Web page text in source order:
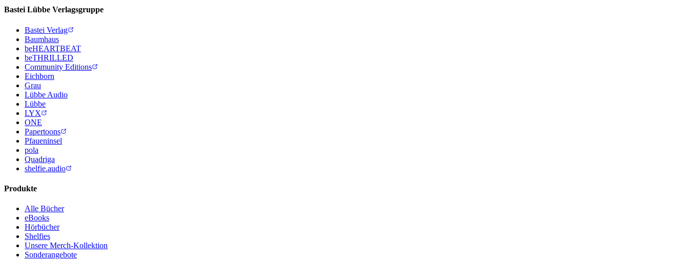
Bastei Lübbe Verlagsgruppe
Bastei Verlag
Baumhaus
beHEARTBEAT
beTHRILLED
Community Editions
Eichborn
Grau
Lübbe Audio
Lübbe
LYX
ONE
Papertoons
Pfaueninsel
pola
Quadriga
shelfie.audio
Produkte
Alle Bücher
eBooks
Hörbücher
Shelfies
Unsere Merch-Kollektion
Sonderangebote